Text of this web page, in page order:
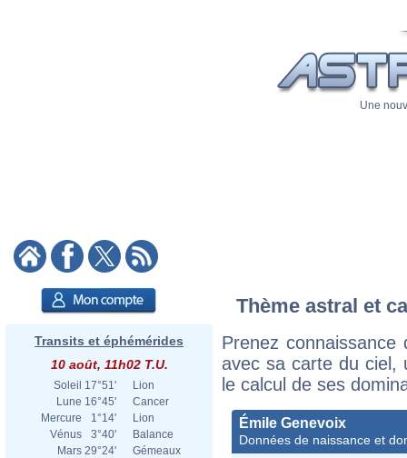
Une
Transits et éphémérides
10 août, 11h02 T.U.
Soleil 17°51'
Lion
Lune 16°45'
Cancer
Mercure
1°14'
Lion
Vénus
3°40'
Balance
Mars 29°24'
Gémeaux
Thème astral et
Prenez
avec sa carte du ciel,
le calcul de ses
Émile Genevoix
Données de naissance et